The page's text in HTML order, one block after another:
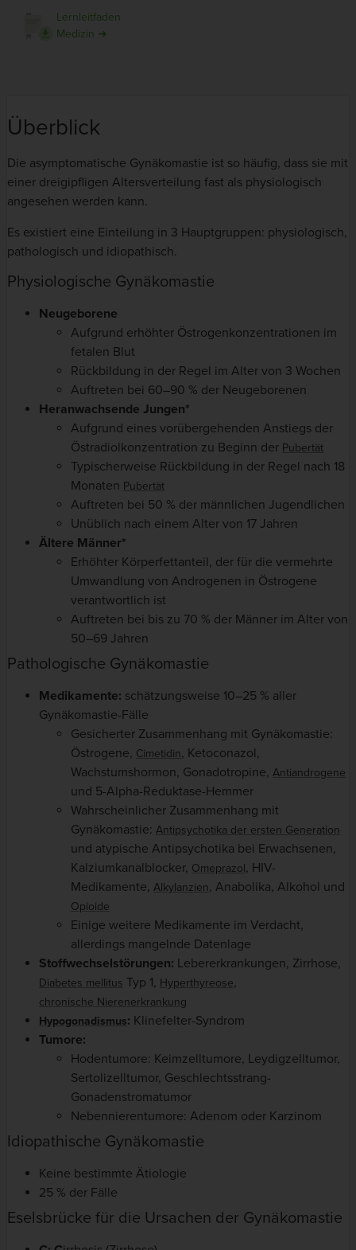
Lernleitfaden
Medizin ➜
Überblick
Die asymptomatische Gynäkomastie ist so häufig, dass sie mit
einer dreigipfligen Altersverteilung fast als physiologisch
angesehen werden kann.
Es existiert eine Einteilung in 3 Hauptgruppen: physiologisch,
pathologisch und idiopathisch.
Physiologische Gynäkomastie
Neugeborene
Aufgrund erhöhter Östrogenkonzentrationen im
fetalen Blut
Rückbildung in der Regel im Alter von 3 Wochen
Auftreten bei 60–90 % der Neugeborenen
Heranwachsende Jungen*
Aufgrund eines vorübergehenden Anstiegs der
Östradiolkonzentration zu Beginn der Pubertät
Typischerweise Rückbildung in der Regel nach 18
Monaten Pubertät
Auftreten bei 50 % der männlichen Jugendlichen
Unüblich nach einem Alter von 17 Jahren
Ältere Männer*
Erhöhter Körperfettanteil, der für die vermehrte
Umwandlung von Androgenen in Östrogene
verantwortlich ist
Auftreten bei bis zu 70 % der Männer im Alter von
50–69 Jahren
Pathologische Gynäkomastie
Medikamente: schätzungsweise 10–25 % aller
Gynäkomastie-Fälle
Gesicherter Zusammenhang mit Gynäkomastie:
Östrogene, Cimetidin, Ketoconazol,
Wachstumshormon, Gonadotropine, Antiandrogene
und 5-Alpha-Reduktase-Hemmer
Wahrscheinlicher Zusammenhang mit
Gynäkomastie: Antipsychotika der ersten Generation
und atypische Antipsychotika bei Erwachsenen,
Kalziumkanalblocker, Omeprazol, HIV-
Medikamente, Alkylanzien, Anabolika, Alkohol und
Opioide
Einige weitere Medikamente im Verdacht,
allerdings mangelnde Datenlage
Stoffwechselstörungen: Lebererkrankungen, Zirrhose,
Diabetes mellitus Typ 1, Hyperthyreose,
chronische Nierenerkrankung
Hypogonadismus: Klinefelter-Syndrom
Tumore:
Hodentumore: Keimzelltumore, Leydigzelltumor,
Sertolizelltumor, Geschlechtsstrang-
Gonadenstromatumor
Nebennierentumore: Adenom oder Karzinom
Idiopathische Gynäkomastie
Keine bestimmte Ätiologie
25 % der Fälle
Eselsbrücke für die Ursachen der Gynäkomastie